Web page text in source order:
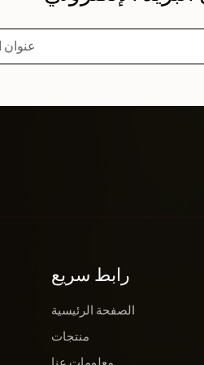
رابط سريع
الصفحة الرئيسية
منتجات